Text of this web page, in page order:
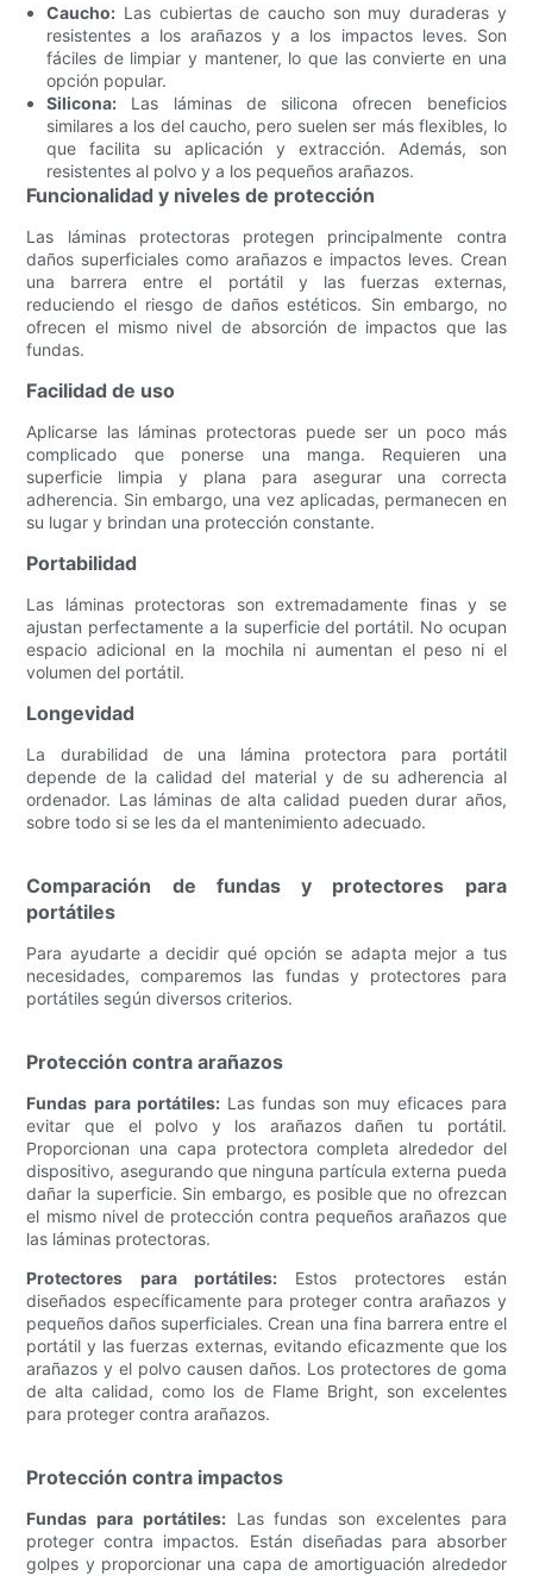
Caucho: Las cubiertas de caucho son muy duraderas y
resistentes a los arañazos y a los impactos leves. Son
fáciles de limpiar y mantener, lo que las convierte en una
opción popular.
Silicona: Las láminas de silicona ofrecen beneficios
similares a los del caucho, pero suelen ser más flexibles, lo
que facilita su aplicación y extracción. Además, son
resistentes al polvo y a los pequeños arañazos.
Funcionalidad y niveles de protección
Las láminas protectoras protegen principalmente contra
daños superficiales como arañazos e impactos leves. Crean
una barrera entre el portátil y las fuerzas externas,
reduciendo el riesgo de daños estéticos. Sin embargo, no
ofrecen el mismo nivel de absorción de impactos que las
fundas.
Facilidad de uso
Aplicarse las láminas protectoras puede ser un poco más
complicado que ponerse una manga. Requieren una
superficie limpia y plana para asegurar una correcta
adherencia. Sin embargo, una vez aplicadas, permanecen en
su lugar y brindan una protección constante.
Portabilidad
Las láminas protectoras son extremadamente finas y se
ajustan perfectamente a la superficie del portátil. No ocupan
espacio adicional en la mochila ni aumentan el peso ni el
volumen del portátil.
Longevidad
La durabilidad de una lámina protectora para portátil
depende de la calidad del material y de su adherencia al
ordenador. Las láminas de alta calidad pueden durar años,
sobre todo si se les da el mantenimiento adecuado.
Comparación de fundas y protectores para
portátiles
Para ayudarte a decidir qué opción se adapta mejor a tus
necesidades, comparemos las fundas y protectores para
portátiles según diversos criterios.
Protección contra arañazos
Fundas para portátiles:Las fundas son muy eficaces para
evitar que el polvo y los arañazos dañen tu portátil.
Proporcionan una capa protectora completa alrededor del
dispositivo, asegurando que ninguna partícula externa pueda
dañar la superficie. Sin embargo, es posible que no ofrezcan
el mismo nivel de protección contra pequeños arañazos que
las láminas protectoras.
Protectores para portátiles:Estos protectores están
diseñados específicamente para proteger contra arañazos y
pequeños daños superficiales. Crean una fina barrera entre el
portátil y las fuerzas externas, evitando eficazmente que los
arañazos y el polvo causen daños. Los protectores de goma
de alta calidad, como los de Flame Bright, son excelentes
para proteger contra arañazos.
Protección contra impactos
Fundas para portátiles:Las fundas son excelentes para
proteger contra impactos. Están diseñadas para absorber
golpes y proporcionar una capa de amortiguación alrededor